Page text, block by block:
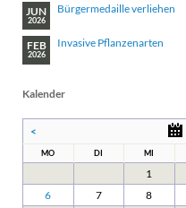
JUN
2026
Bürgermedaille verliehen
FEB
2026
Invasive Pflanzenarten
Kalender
<
MO DI MI
1
6
7 8